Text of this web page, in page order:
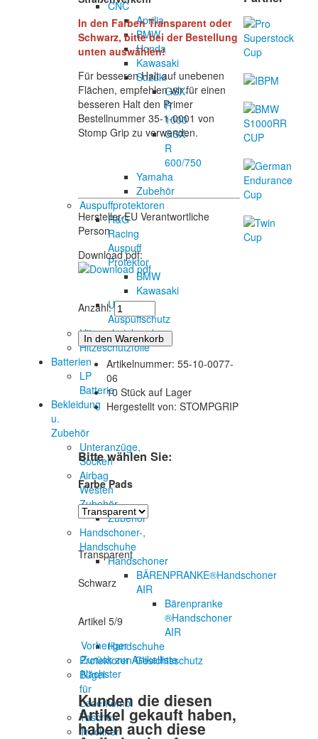
CNC
Aprilia
BMW
Honda
Kawasaki
Suzuki
GSX-
R
1000
GSX-
R
600/750
Yamaha
Zubehör
Auspuffprotektoren
R&G
Racing
Auspuff
Protektor
BMW
Kawasaki
Universal
Auspuffschutz
Hitzeschutzband
Hitzeschutzfolie
Batterien
LP
Batterie
Bekleidung
u.
Zubehör
Unteranzüge,
Socken
Airbag
Westen
Zubehör
Zubehör
Handschoner-,
Handschuhe
Handschoner
BÄRENPRANKE®Handschoner
AIR
Bärenpranke
®Handschoner
AIR
Handschuhe
Protektoren/Gesichtsschutz
Bügel
für
Lederkombi
Taschen
Trockner
In den Farben Transparent oder
Schwarz, bitte bei der Bestellung
unten auswählen!
Für besseren Halt auf unebenen
Flächen, empfehlen wir für einen
besseren Halt den Primer
Bestellnummer 35-1-0001 von
Stomp Grip zu verwenden.
Hersteller-EU Verantwortliche
Person
Download pdf:
Anzahl:
Artikelnummer: 55-10-0077-
06
10 Stück auf Lager
Hergestellt von: STOMPGRIP
Bitte wählen Sie:
Farbe Pads
Transparent
Schwarz
Artikel 5/9
Vorheriger
Zurück zur Artikelliste
Nächster
Kunden die diesen
Artikel gekauft haben,
haben auch diese